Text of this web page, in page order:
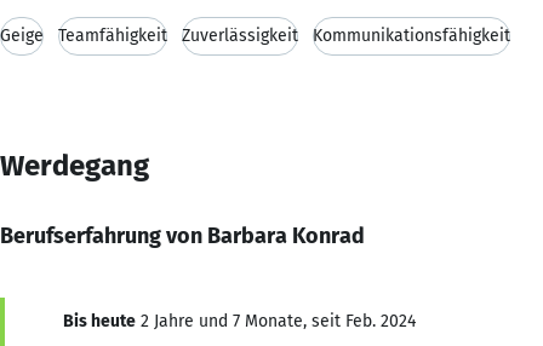
Geige Teamfähigkeit Zuverlässigkeit Kommunikationsfähigkeit
Werdegang
Berufserfahrung von Barbara Konrad
Bis heute 2 Jahre und 7 Monate, seit Feb. 2024